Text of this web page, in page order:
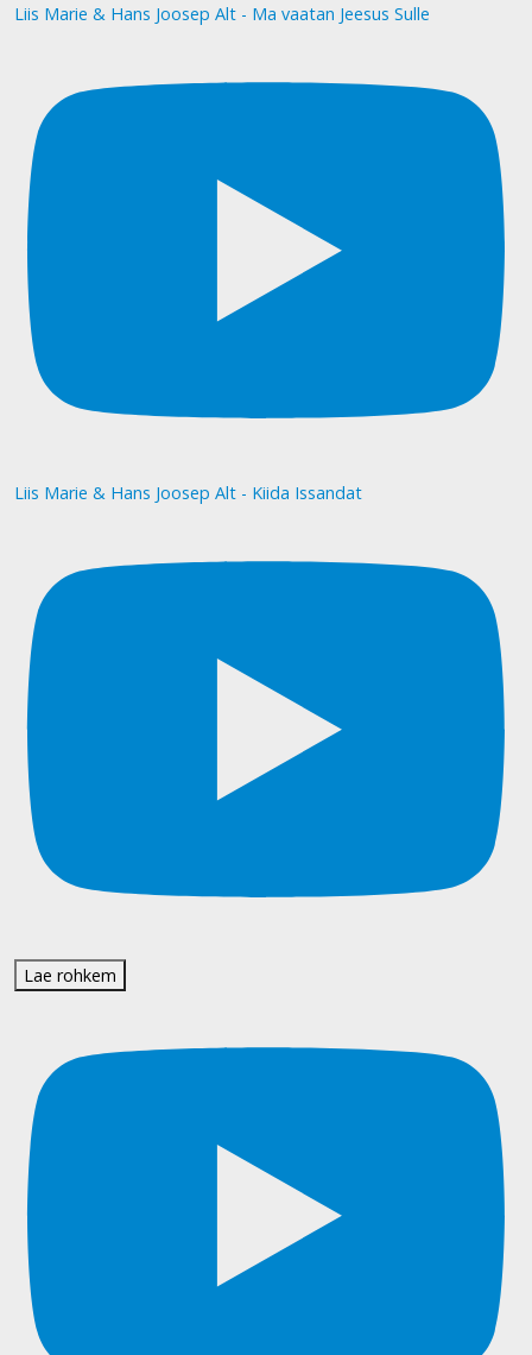
Liis Marie & Hans Joosep Alt - Ma vaatan Jeesus Sulle
Liis Marie & Hans Joosep Alt - Kiida Issandat
Lae rohkem